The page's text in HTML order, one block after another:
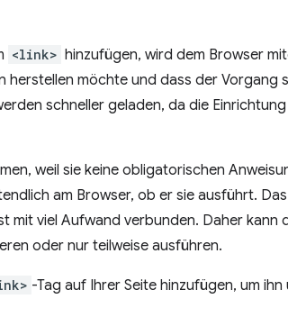
<link> hinzufügen, wird dem Browser
herstellen möchte und dass der Vorgang
schneller geladen, da die
weil sie keine obligatorischen
am Browser, ob er sie ausführt.
mit viel Aufwand verbunden. Daher kann
oder nur teilweise ausführen.
-Tag auf Ihrer Seite hinzufügen, um